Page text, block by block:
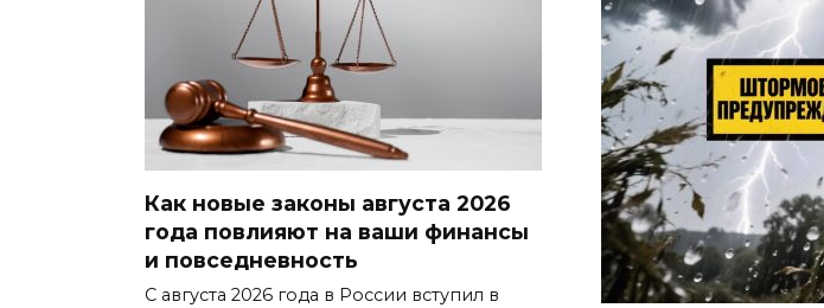
Как новые законы августа 2026
года повлияют на ваши финансы
и повседневность
С августа 2026 года в России вступил в